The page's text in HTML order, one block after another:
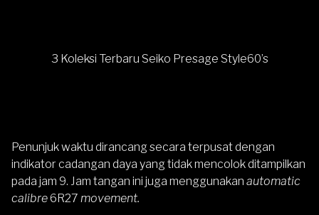
3 Koleksi Terbaru Seiko Presage Style60’s
Penunjuk waktu dirancang secara terpusat dengan
indikator cadangan daya yang tidak mencolok ditampilkan
pada jam 9. Jam tangan ini juga menggunakan automatic
calibre6R27 movement.